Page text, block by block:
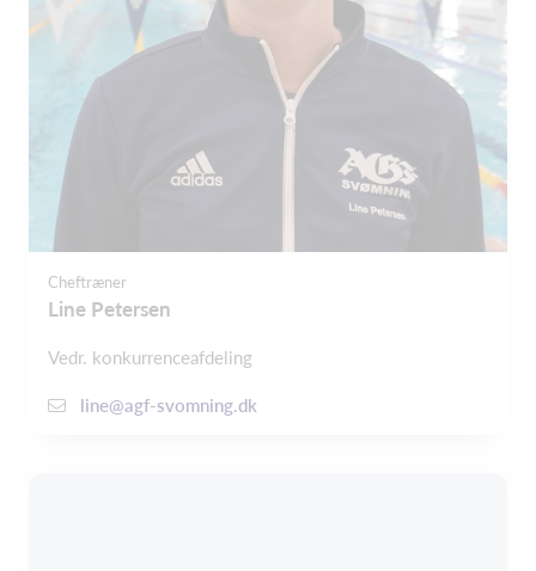
Cheftræner
Line Petersen
Vedr. konkurrenceafdeling
line@agf-svomning.dk